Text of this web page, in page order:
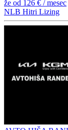
že od 126 € / mesec
NLB Hitri Lizing